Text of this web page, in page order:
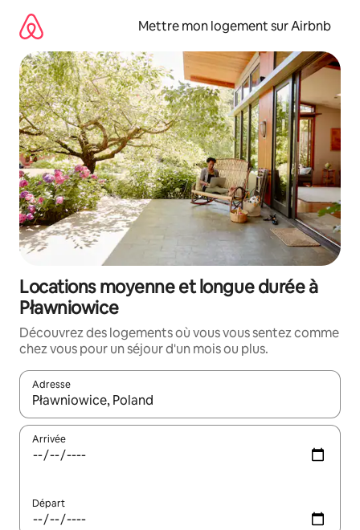
directement
contenu
Mettre mon logement sur Airbnb
Locations moyenne et longue durée à
Pławniowice
Découvrez des logements où vous vous sentez comme
chez vous pour un séjour d'un mois ou plus.
Adresse
Lorsque les résultats s'affichent, utilisez les flèches vers le
Arrivée
Départ